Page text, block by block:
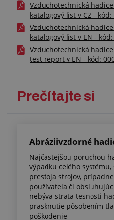
Vzduchotechnická hadice
katalogový list v CZ - kód:
Vzduchotechnická hadice
katalogový list v EN -
Vzduchotechnická hadice
test report v EN - kód:
Prečítajte si
Abráziivzdorné
Najčastejšou poruchou
výpadku celého
prestoja strojov,
používateľa či
nebýva strata tesnosti
prasknutie pôsobením
poškodenie.